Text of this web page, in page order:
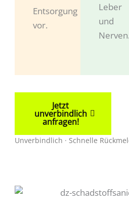
Entsorgung
vor.
Leber
und
Nerven.
Jetzt
unverbindlich
anfragen!
Unverbindlich · Schnelle